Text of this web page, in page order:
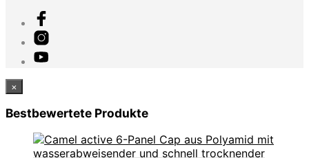
×
Bestbewertete Produkte